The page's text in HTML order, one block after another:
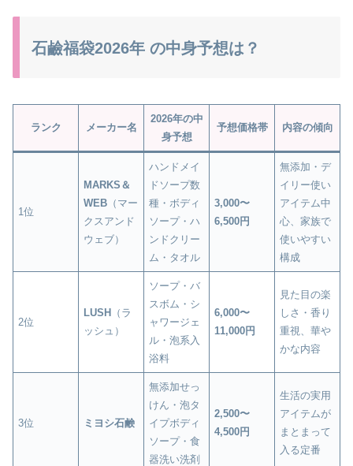
石鹼福袋2026年 の中身予想は？
ランク メーカー名
2026年の中
身予想
予想価格帯 内容の傾向
1位
MARKS＆
WEB （マー
クスアンド
ウェブ）
ハンドメイ
ドソープ数
種・ボディ
ソープ・ハ
ンドクリー
ム・タオル
3,000〜
6,500円
無添加・デ
イリー使い
アイテム中
心、家族で
使いやすい
構成
2位
LUSH （ラ
ッシュ）
ソープ・バ
スボム・シ
ャワージェ
ル・泡系入
浴料
6,000〜
11,000円
見た目の楽
しさ・香り
重視、華や
かな内容
3位 ミヨシ石鹸
無添加せっ
けん・泡タ
イプボディ
ソープ・食
器洗い洗剤
2,500〜
4,500円
生活の実用
アイテムが
まとまって
入る定番